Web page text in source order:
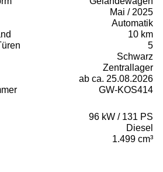
Mai / 2025
Automatik
10 km
5
Schwarz
Zentrallager
ab ca. 25.08.2026
GW-KOS414
96 kW / 131 PS
Diesel
1.499 cm³